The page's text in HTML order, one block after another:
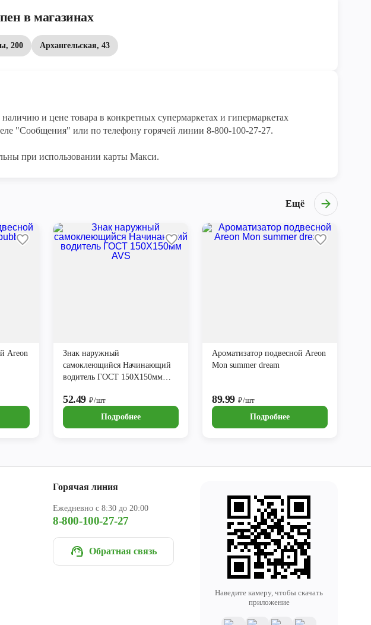
в магазинах
200 Архангельская, 43
и цене товара в конкретных супермаркетах и гипермаркетах
"Сообщения" или по телефону горячей линии 8-800-100-27-27.
при использовании карты Макси.
Ещё
Areon
Знак наружный
самоклеющийся Начинающий
водитель ГОСТ 150Х150мм
52.49 ₽/шт
Подробнее
Ароматизатор подвесной Areon
Mon summer dream
89.99 ₽/шт
Подробнее
Горячая линия
Ежедневно с 8:30 до 20:00
8-800-100-27-27
Обратная связь
Наведите камеру, чтобы скачать
приложение